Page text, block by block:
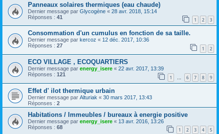
Panneaux solaires thermiques (eau chaude)
Dernier message par Glycogène « 28 avr. 2018, 15:14
Réponses : 41 1 2 3
Consommation d'un cumulus en fonction de sa taille.
Dernier message par kercoz « 12 déc. 2017, 10:36
Réponses : 27 1 2
ECO VILLAGE , ECOQUARTIERS
Dernier message par energy_isere « 22 avr. 2017, 13:39
Réponses : 121 1 … 6 7 8 9
Effet d' ilot thermique urbain
Dernier message par Alturiak « 30 mars 2017, 13:43
Réponses : 2
Habitations / Immeubles / bureaux à energie positive
Dernier message par energy_isere « 13 avr. 2016, 13:26
Réponses : 68 1 2 3 4 5